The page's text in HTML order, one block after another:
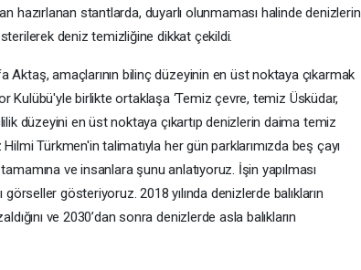
hazırlanan stantlarda, duyarlı olunmaması halinde denizlerin
deniz temizliğine dikkat çekildi.
amaçlarının bilinç düzeyinin en üst noktaya çıkarmak
Kulübü'yle birlikte ortaklaşa ‘Temiz çevre, temiz Üsküdar,
düzeyini en üst noktaya çıkartıp denizlerin daima temiz
Türkmen'in talimatıyla her gün parklarımızda beş çayı
ve insanlara şunu anlatıyoruz. İşin yapılması
gösteriyoruz. 2018 yılında denizlerde balıkların
ve 2030’dan sonra denizlerde asla balıkların